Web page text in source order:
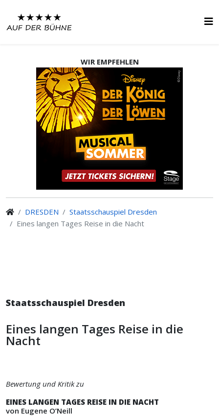
WIR EMPFEHLEN
DRESDEN
Staatsschauspiel Dresden
Eines langen Tages Reise in die Nacht
Staatsschauspiel Dresden
Eines langen Tages Reise in die
Nacht
Bewertung und Kritik zu
EINES LANGEN TAGES REISE IN DIE NACHT
von Eugene O’Neill